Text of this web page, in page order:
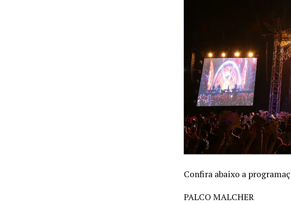
Confira abaixo a
PALCO MALCHER